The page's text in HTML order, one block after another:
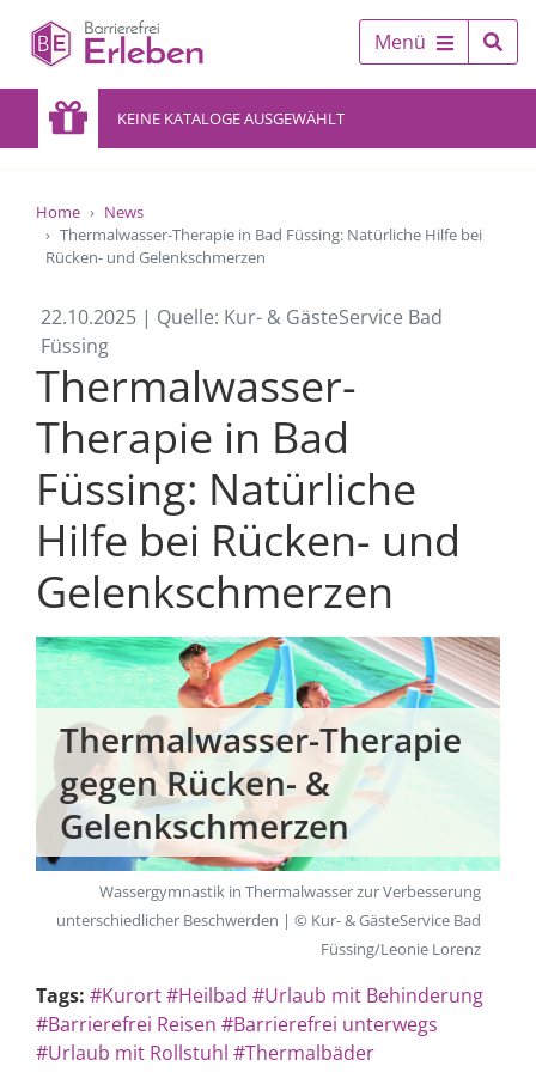
Menü
KEINE KATALOGE AUSGEWÄHLT
Home
News
Thermalwasser-Therapie in Bad Füssing: Natürliche Hilfe bei
Rücken- und Gelenkschmerzen
22.10.2025 | Quelle: Kur- & GästeService Bad
Füssing
Thermalwasser-
Therapie in Bad
Füssing: Natürliche
Hilfe bei Rücken- und
Gelenkschmerzen
Thermalwasser-Therapie
gegen Rücken- &
Gelenkschmerzen
Wassergymnastik in Thermalwasser zur Verbesserung
unterschiedlicher Beschwerden | © Kur- & GästeService Bad
Füssing/Leonie Lorenz
Tags: #Kurort#Heilbad #Urlaub mit Behinderung
#Barrierefrei Reisen #Barrierefrei unterwegs
#Urlaub mit Rollstuhl #Thermalbäder